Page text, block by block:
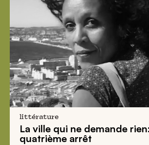
littérature
La ville qui ne demande
quatrième arrêt